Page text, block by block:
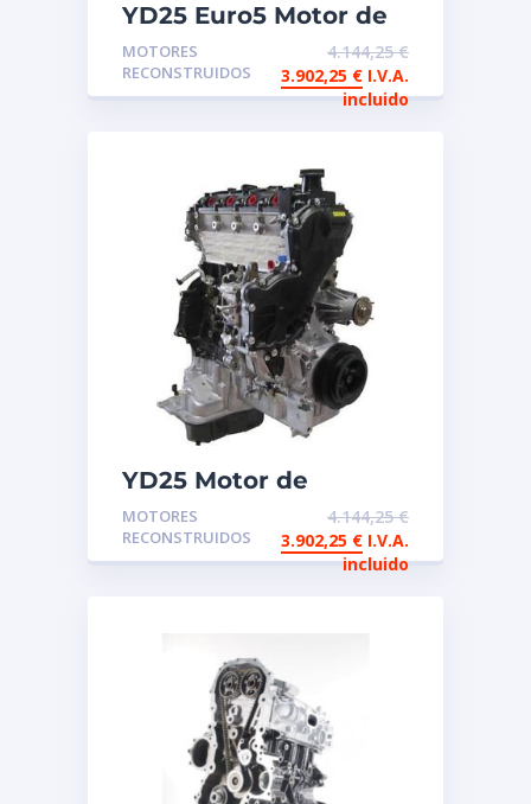
YD25 Euro5 Motor de
intercambio
reconstruido
MOTORES
RECONSTRUIDOS
4.144,25€
3.902,25 € I.V.A.
incluido
YD25 Motor de
intercambio
reconstruido Nissan
Renault Common Rail
MOTORES
RECONSTRUIDOS
4.144,25€
3.902,25 € I.V.A.
incluido